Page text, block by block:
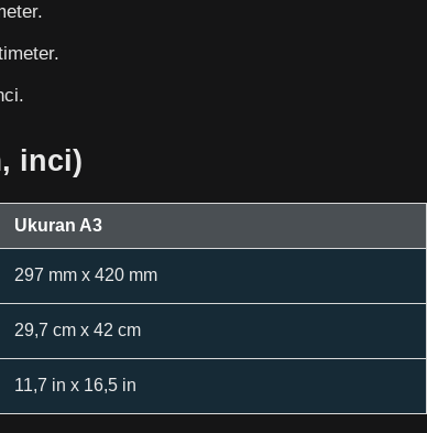
inci)
Ukuran A3
297 mm x 420 mm
29,7 cm x 42 cm
11,7 in x 16,5 in